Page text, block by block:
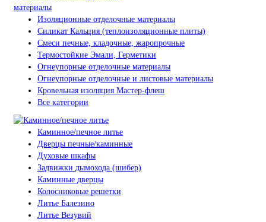
Изоляционные отделочные материалы
Силикат Кальция (теплоизоляционные плиты)
Смеси печные, кладочные, жаропрочные
Термостойкие Эмали, Герметики
Огнеупорные отделочные материалы
Огнеупорные отделочные и листовые материалы
Кровельная изоляция Мастер-флеш
Все категории
Каминное/печное литье
Дверцы печные/каминные
Духовые шкафы
Задвижки дымохода (шибер)
Каминные дверцы
Колосниковые решетки
Литье Балезино
Литье Везувий